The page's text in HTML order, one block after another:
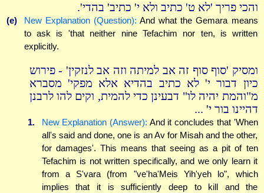
והכי פריך 'לא ט' כתיב ולא י' כתיב' בהדי'.
(e) New Explanation (Question): And what the Gemara means
to ask is 'that neither nine Tefachim nor ten, is written
explicitly.
ומסיק 'סוף סוף זה אב למיתה וזה אב לנזקין' - פירוש
כיון דבור י' לא כתיב בהדיא אלא מפקי' מסברא
מ"והמת יהיה לו" דבעינן כדי להמית, וקים להו לרבנן
דהיינו בור י' ...
1. New Explanation (Answer): And it concludes that 'When
all's said and done, one is an Av for Misah and the other,
for damages'. This means that seeing as a pit of ten
Tefachim is not written specifically, and we only learn it
from a S'vara (from "ve'ha'Meis Yih'yeh lo", which
implies that it is sufficiently deep to kill and the